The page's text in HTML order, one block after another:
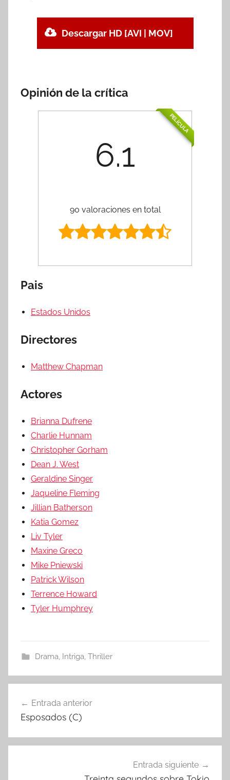
Descargar HD [AVI | MOV]
Opinión de la crítica
PELÍCULA
6.1
90 valoraciones en total
Pais
Estados Unidos
Directores
Matthew Chapman
Actores
Brianna Dufrene
Charlie Hunnam
Christopher Gorham
Dean J. West
Geraldine Singer
Jaqueline Fleming
Jillian Batherson
Katia Gomez
Liv Tyler
Maxine Greco
Mike Pniewski
Patrick Wilson
Terrence Howard
Tyler Humphrey
Drama, Intriga, Thriller
Navegación
de
entradas
Entrada anterior
Esposados (C)
Entrada siguiente